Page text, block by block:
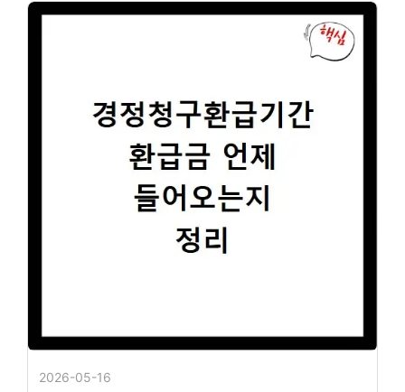
2026-05-16